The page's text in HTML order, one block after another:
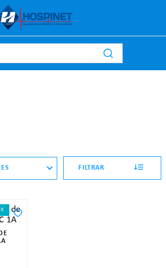
FILTRAR